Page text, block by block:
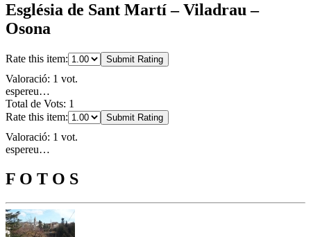
Església de Sant Martí – Viladrau –
Osona
Rate this item: Submit Rating
Valoració: 1 vot.
espereu…
Total de Vots: 1
Rate this item:
Submit Rating
Valoració: 1 vot.
espereu…
F O T O S